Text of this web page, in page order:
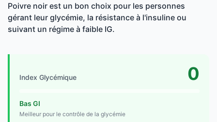
Poivre noir est un bon choix pour les personnes
gérant leur glycémie, la résistance à l'insuline ou
suivant un régime à faible IG.
Index Glycémique 0
Bas GI
Meilleur pour le contrôle de la glycémie